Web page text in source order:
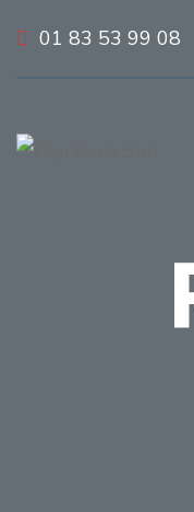
01 83 53 99 08